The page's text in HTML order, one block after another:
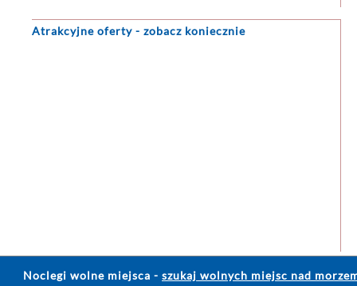
apartamenty
Atrakcyjne oferty - zobacz koniecznie
Noclegi wolne miejsca - szukaj wolnych miejsc nad